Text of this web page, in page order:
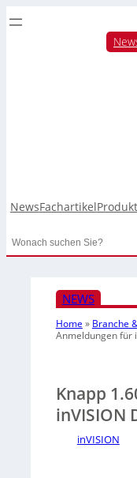
NewsFachartikel
Search
NEWS
Home » Branche
Anmeldungen für
Knapp
inVISION
inVISION